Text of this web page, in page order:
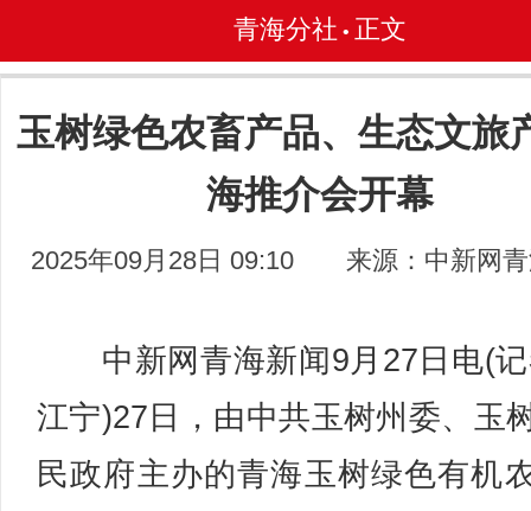
青海分社 • 正文
玉树绿色农畜产品、生态文旅
海推介会开幕
2025年09月28日 09:10 来源：中新网
中新网青海新闻9月27日电(记
江宁)27日，由中共玉树州委、玉
民政府主办的青海玉树绿色有机